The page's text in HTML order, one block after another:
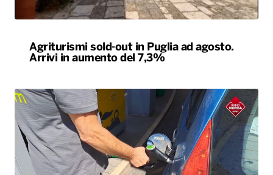
Agriturismi sold-out in Puglia ad agosto.
Arrivi in aumento del 7,3%